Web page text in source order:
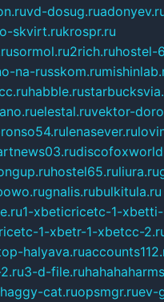
vd-dosug.ru
skvirt.rukrospr.ru
sormol.ru2rich.ruhostel-
na-russkom.ru
habble.ru
elestal.ruvektor-
lenasever.ru
hostel65.ruliura.ru
gnalis.rubulkitula.ru
1-xbeticricetc-1-
1-xbetr-1-xbetcc-
halyava.ru
3-d-file.ru
cat.ruopsmgr.ruev-